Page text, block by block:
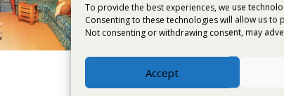
To provide the best experiences, we use
Consenting to these technologies will allow us
Not consenting or withdrawing consent, may
Accept